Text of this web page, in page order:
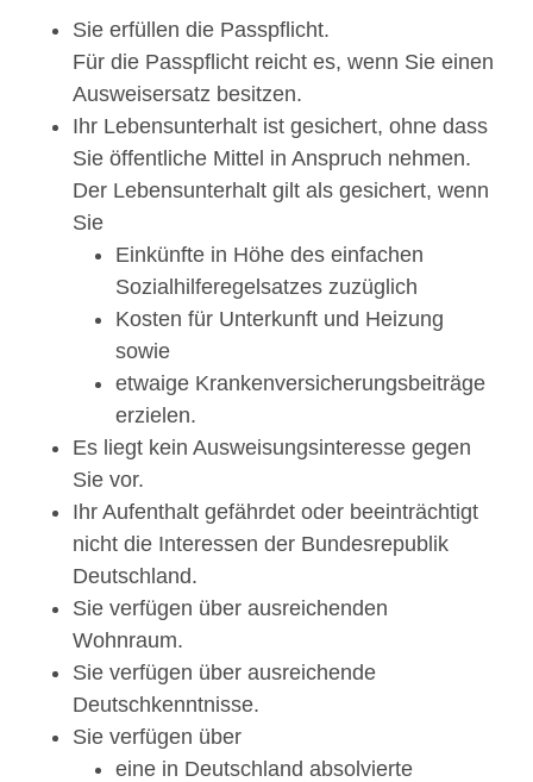
Sie erfüllen die Passpflicht.
Für die Passpflicht reicht es, wenn Sie einen
Ausweisersatz besitzen.
Ihr Lebensunterhalt ist gesichert, ohne dass
Sie öffentliche Mittel in Anspruch nehmen.
Der Lebensunterhalt gilt als gesichert, wenn
Sie
Einkünfte in Höhe des einfachen
Sozialhilferegelsatzes zuzüglich
Kosten für Unterkunft und Heizung
sowie
etwaige Krankenversicherungsbeiträge
erzielen.
Es liegt kein Ausweisungsinteresse gegen
Sie vor.
Ihr Aufenthalt gefährdet oder beeinträchtigt
nicht die Interessen der Bundesrepublik
Deutschland.
Sie verfügen über ausreichenden
Wohnraum.
Sie verfügen über ausreichende
Deutschkenntnisse.
Sie verfügen über
eine in Deutschland absolvierte